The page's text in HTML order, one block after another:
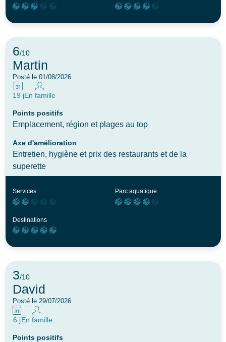
6/10
Martin
Posté le 01/08/2026
19 jEn famille
Points positifs
Emplacement, région et plages au top
Axe d'amélioration
Entretien, hygiène et prix des restaurants et de la
superette
Services Parc aquatique
Destinations
3/10
David
Posté le 29/07/2026
6 jEn famille
Points positifs